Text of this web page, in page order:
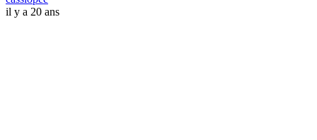
il y a 20 ans